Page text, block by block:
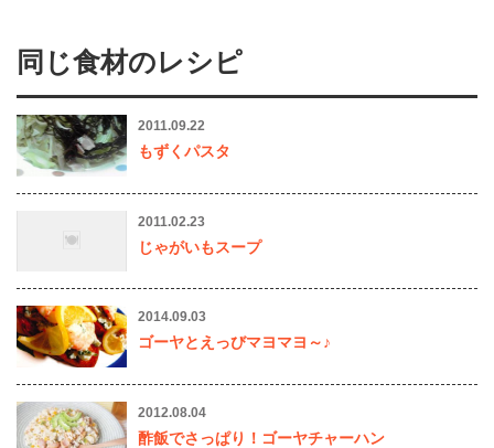
同じ食材のレシピ
2011.09.22
もずくパスタ
2011.02.23
じゃがいもスープ
2014.09.03
ゴーヤとえっびマヨマヨ～♪
2012.08.04
酢飯でさっぱり！ゴーヤチャーハン